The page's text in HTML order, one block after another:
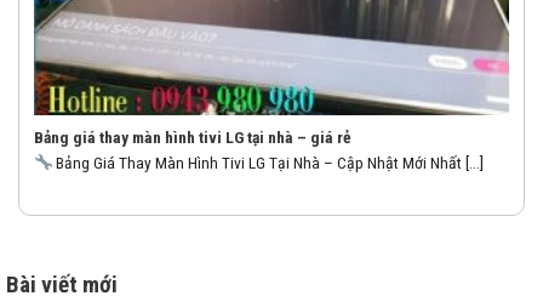
Bảng giá thay màn hình tivi LG tại nhà – giá rẻ
Bảng Giá Thay Màn Hình Tivi LG Tại Nhà – Cập Nhật Mới Nhất [...]
Bài viết mới